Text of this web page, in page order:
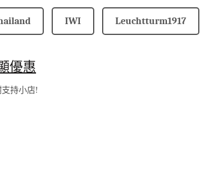
IWI Leuchtturm1917
優惠
持小店!